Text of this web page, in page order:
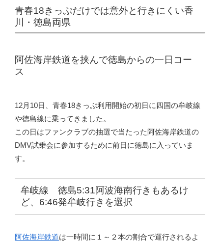
青春18きっぷだけでは意外と行きにくい香
川・徳島両県
阿佐海岸鉄道を挟んで徳島からの一日コー
ス
12月10日、青春18きっぷ利用開始の初日に四国の牟岐線
や徳島線に乗ってきました。
この日はファンクラブの抽選で当たった阿佐海岸鉄道の
DMV試乗会に参加するために前日に徳島に入っていま
す。
牟岐線 徳島5:31阿波海南行きもあるけ
ど、6:46発牟岐行きを選択
阿佐海岸鉄道は一時間に１～２本の割合で運行されるよ